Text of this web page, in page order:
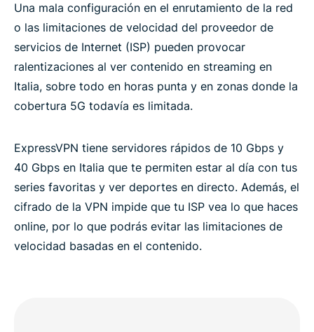
Una mala configuración en el enrutamiento de la red
o las limitaciones de velocidad del proveedor de
servicios de Internet (ISP) pueden provocar
ralentizaciones al ver contenido en streaming en
Italia, sobre todo en horas punta y en zonas donde la
cobertura 5G todavía es limitada.
ExpressVPN tiene servidores rápidos de 10 Gbps y
40 Gbps en Italia que te permiten estar al día con tus
series favoritas y ver deportes en directo. Además, el
cifrado de la VPN impide que tu ISP vea lo que haces
online, por lo que podrás evitar las limitaciones de
velocidad basadas en el contenido.